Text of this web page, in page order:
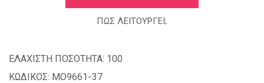
ΠΩΣ ΛΕΙΤΟΥΡΓΕΙ;
ΕΛΑΧΙΣΤΗ ΠΟΣΟΤΗΤΑ: 100
ΚΩΔΙΚΟΣ: MO9661-37